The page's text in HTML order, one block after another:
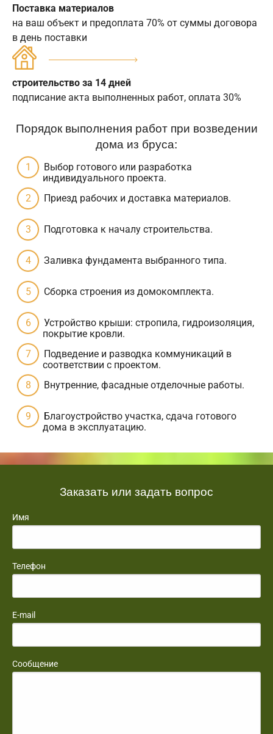
Поставка материалов
на ваш объект и предоплата 70% от суммы договора
в день поставки
строительство за 14 дней
подписание акта выполненных работ, оплата 30%
Порядок выполнения работ при возведении
дома из бруса:
Выбор готового или разработка
индивидуального проекта.
Приезд рабочих и доставка материалов.
Подготовка к началу строительства.
Заливка фундамента выбранного типа.
Сборка строения из домокомплекта.
Устройство крыши: стропила, гидроизоляция,
покрытие кровли.
Подведение и разводка коммуникаций в
соответствии с проектом.
Внутренние, фасадные отделочные работы.
Благоустройство участка, сдача готового
дома в эксплуатацию.
Заказать или задать вопрос
Имя
Телефон
E-mail
Сообщение